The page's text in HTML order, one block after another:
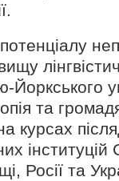
Йоркського
та
курсах
Росії та